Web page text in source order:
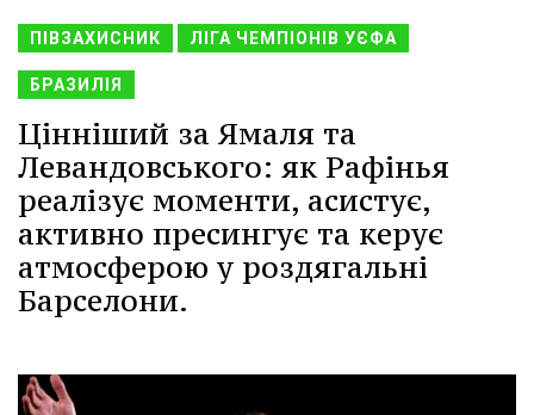
ПІВЗАХИСНИК ЛІГА ЧЕМПІОНІВ УЄФА
БРАЗИЛІЯ
Цінніший за Ямаля та
Левандовського: як Рафінья
реалізує моменти, асистує,
активно пресингує та керує
атмосферою у роздягальні
Барселони.